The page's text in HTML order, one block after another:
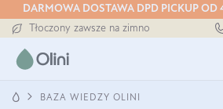
DARMOWA DOSTAWA DPD PICKUP OD
Darmowa dostawa od 199 zł
Tłoczony zawsze na zimno
Darmowa dostawa od 199 zł
BAZA WIEDZY OLINI